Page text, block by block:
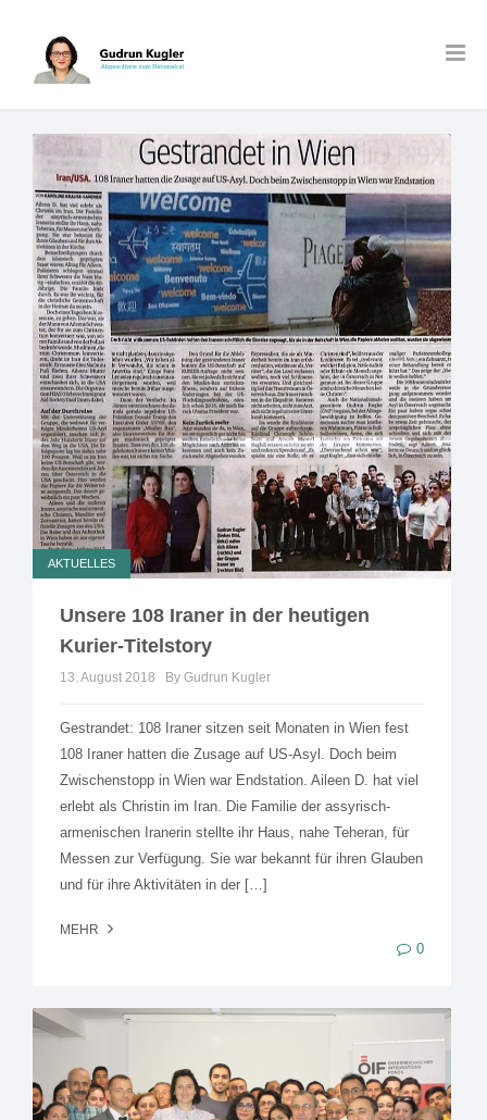
AKTUELLES
Unsere 108 Iraner in der heutigen
Kurier-Titelstory
13. August 2018 By Gudrun Kugler
Gestrandet: 108 Iraner sitzen seit Monaten in Wien fest
108 Iraner hatten die Zusage auf US-Asyl. Doch beim
Zwischenstopp in Wien war Endstation. Aileen D. hat viel
erlebt als Christin im Iran. Die Familie der assyrisch-
armenischen Iranerin stellte ihr Haus, nahe Teheran, für
Messen zur Verfügung. Sie war bekannt für ihren Glauben
und für ihre Aktivitäten in der […]
MEHR
0